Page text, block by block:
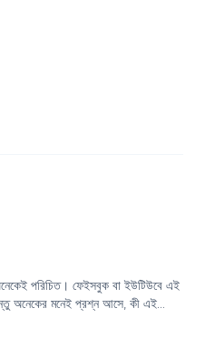
পরিচিত। ফেইসবুক বা ইউটিউবে এই
অনেকের মনেই প্রশ্ন আসে, কী এই